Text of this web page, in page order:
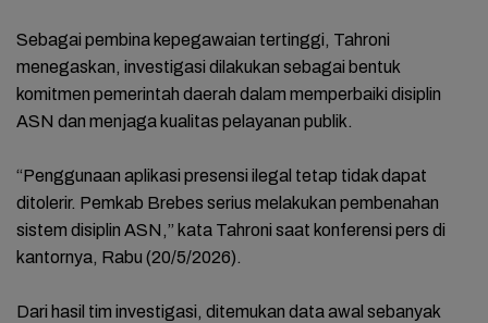
Sebagai pembina kepegawaian tertinggi, Tahroni
menegaskan, investigasi dilakukan sebagai bentuk
komitmen pemerintah daerah dalam memperbaiki disiplin
ASN dan menjaga kualitas pelayanan publik.
“Penggunaan aplikasi presensi ilegal tetap tidak dapat
ditolerir. Pemkab Brebes serius melakukan pembenahan
sistem disiplin ASN,” kata Tahroni saat konferensi pers di
kantornya, Rabu (20/5/2026).
Dari hasil tim investigasi, ditemukan data awal sebanyak